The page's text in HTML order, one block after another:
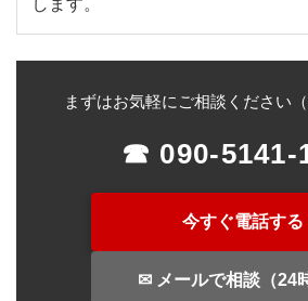
まずはお気軽にご相談ください
☎ 090-5141-
今すぐ電話する
✉ メールで相談（24